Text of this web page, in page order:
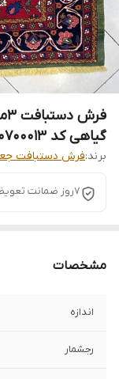
گیاهی کد 0700013
برند:فرش دستبافت
7روز ضمانت تعویض و مرجوع کالا
مشخصات
اندازه
رجشمار